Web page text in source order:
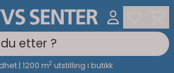
| 1200 m2 utstilling i butikk